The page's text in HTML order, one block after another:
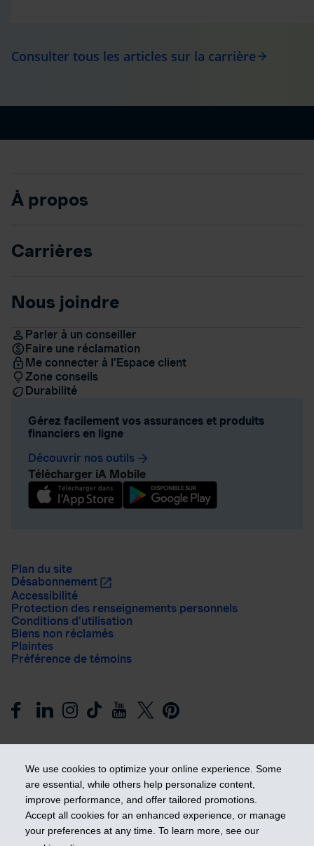
We use cookies to optimize your online experience. Some
are essential, while others help personalize content,
improve performance, and offer tailored promotions.
Accept all cookies for an enhanced experience, or manage
your preferences at any time. To learn more, see our
Consulter tous les articles sur la carrièrearrow_forward
À propos
Carrières
Nous joindre
Parler à un conseiller
Faire une réclamation
Me connecter à l’Espace client
Zone conseils
Durabilité
Gérez facilement vos assurances et produits
financiers en ligne
Découvrir nos outils arrow_forward
Télécharger iA Mobile
Plan du site
Désabonnement
Accessibilité
Protection des renseignements personnels
Conditions d’utilisation
Biens non réclamés
Plaintes
Préférence de témoins
Prendre les devants